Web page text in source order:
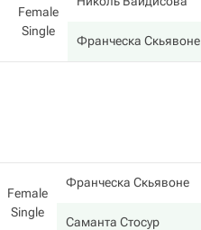
Female
Single
Франческа Скьявоне
Female
Single
Франческа Скьявоне
Саманта Стосур